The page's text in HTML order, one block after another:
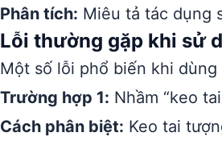
Phân tích: Miêu tả tác dụng
Lỗi thường gặp khi sử
Một số lỗi phổ biến khi
Trường hợp 1: Nhầm “keo
Cách phân biệt: Keo tai